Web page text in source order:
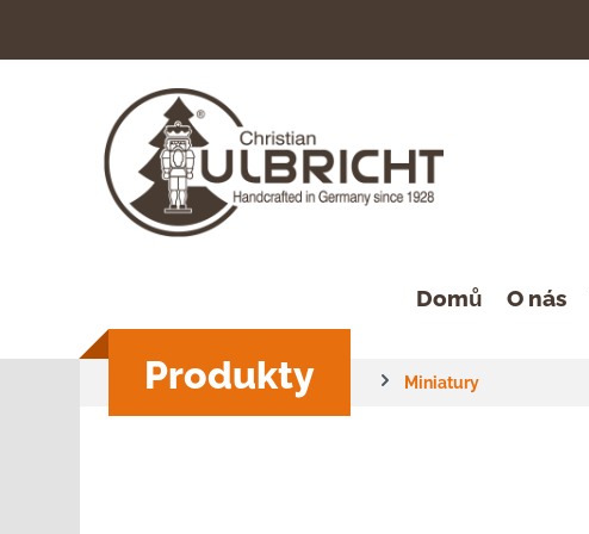
Domů
Produkty
O nás
Miniatury